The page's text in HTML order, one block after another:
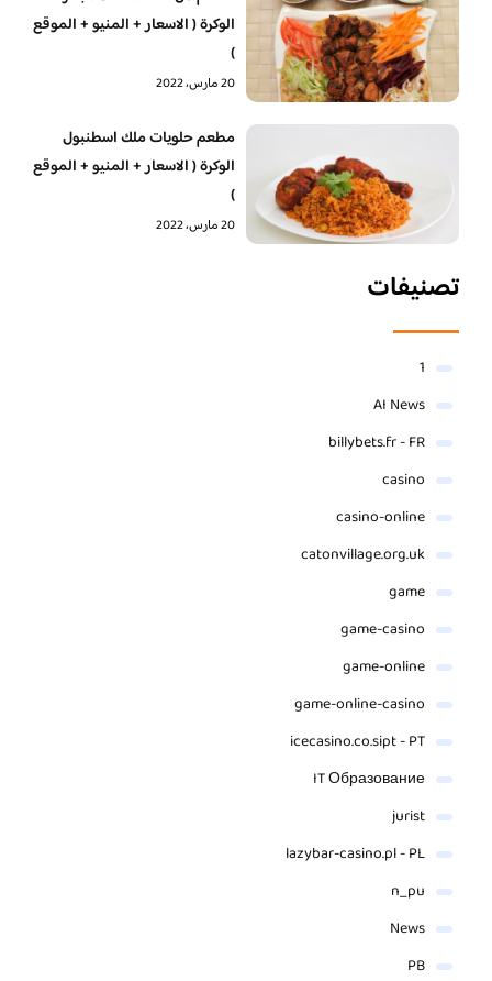
الوكرة ( الاسعار + المنيو + الموقع
)
20 مارس، 2022
‏مطعم حلويات ملك اسطنبول
الوكرة ( الاسعار + المنيو + الموقع
)
20 مارس، 2022
تصنيفات
1
AI News
billybets.fr - FR
casino
casino-online
catonvillage.org.uk
game
game-casino
game-online
game-online-casino
icecasino.co.sipt - PT
IT Образование
jurist
lazybar-casino.pl - PL
n_pu
News
PB